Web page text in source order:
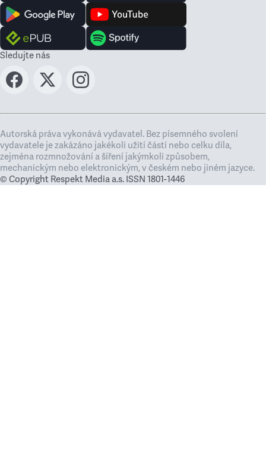
Sledujte nás
Autorská práva vykonává vydavatel. Bez písemného svolení
vydavatele je zakázáno jakékoli užití částí nebo celku díla,
zejména rozmnožování a šíření jakýmkoli způsobem,
mechanickým nebo elektronickým, v českém nebo jiném jazyce.
© Copyright Respekt Media a.s. ISSN 1801-1446